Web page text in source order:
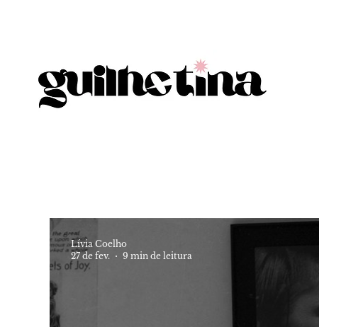
Lívia Coelho
27 de fev.
9 min de leitura